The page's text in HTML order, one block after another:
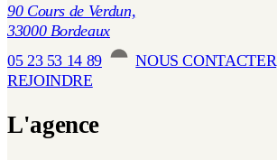
90 Cours de Verdun,
33000 Bordeaux
05 23 53 14 89
NOUS CONTACTER
REJOINDRE
L'agence